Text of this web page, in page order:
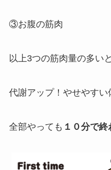
③お腹の筋肉
以上3つの筋肉量の多い
代謝アップ！やせやすい
全部やっても １０分で終